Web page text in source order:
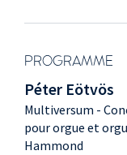
PROGRAMME
Péter Eötvös
Multiversum -
pour orgue et
Hammond